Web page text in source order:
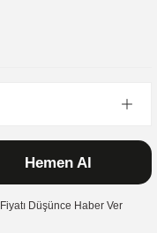
Hemen Al
Fiyatı Düşünce Haber Ver